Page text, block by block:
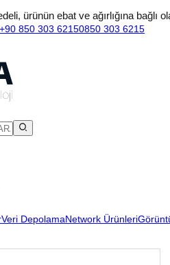
ürünün ebat ve ağırlığına bağlı
+90 850 303 62150850 303 6215
Veri DepolamaNetwork Ürünleri